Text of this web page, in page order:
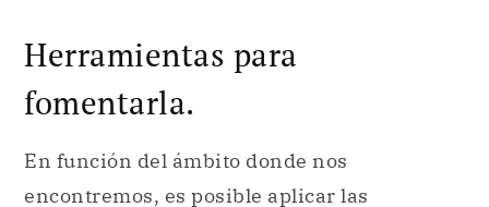
Herramientas para
fomentarla.
En función del ámbito donde nos
encontremos, es posible aplicar las